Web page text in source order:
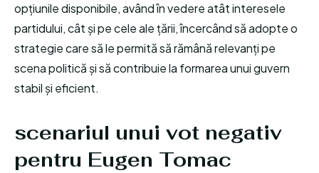
opțiunile disponibile, având în vedere atât interesele
partidului, cât și pe cele ale țării, încercând să adopte o
strategie care să le permită să rămână relevanți pe
scena politică și să contribuie la formarea unui guvern
stabil și eficient.
scenariul unui vot negativ
pentru Eugen Tomac